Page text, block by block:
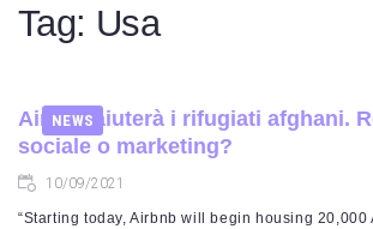
Tag: Usa
NEWS
Airbnb aiuterà i rifugiati afghani.
sociale o marketing?
10/09/2021
“Starting today, Airbnb will begin housing 20,000